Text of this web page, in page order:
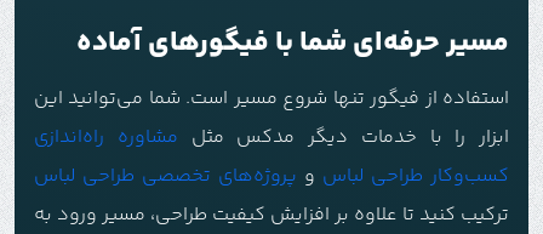
مسیر حرفه‌ای شما با فیگورهای آماده
استفاده از فیگور تنها شروع مسیر است. شما می‌توانید این
ابزار را با خدمات دیگر مدکس مثل مشاوره راه‌اندازی
کسب‌وکار طراحی لباس و پروژه‌های تخصصی طراحی لباس
ترکیب کنید تا علاوه بر افزایش کیفیت طراحی، مسیر ورود به